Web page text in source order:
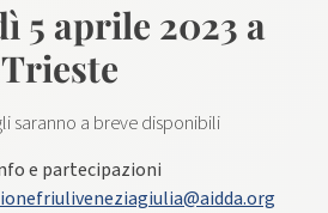
5 aprile 2023 a
Trieste
saranno a breve disponibili
e partecipazioni